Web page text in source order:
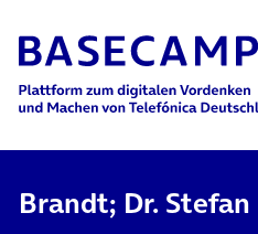
Main Navigation
Brandt; Dr. Stefan